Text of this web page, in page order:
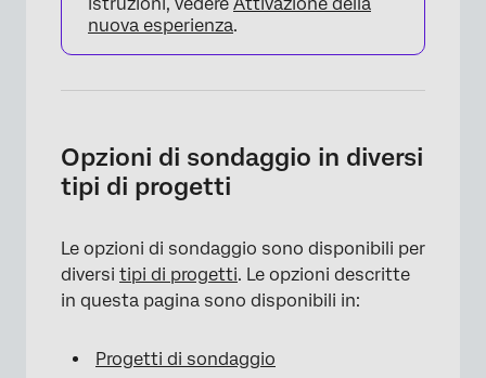
nuova esperienza.
Opzioni di sondaggio in diversi
tipi di progetti
Le opzioni di sondaggio sono disponibili per
diversi tipi di progetti. Le opzioni descritte
in questa pagina sono disponibili in:
Progetti di sondaggio